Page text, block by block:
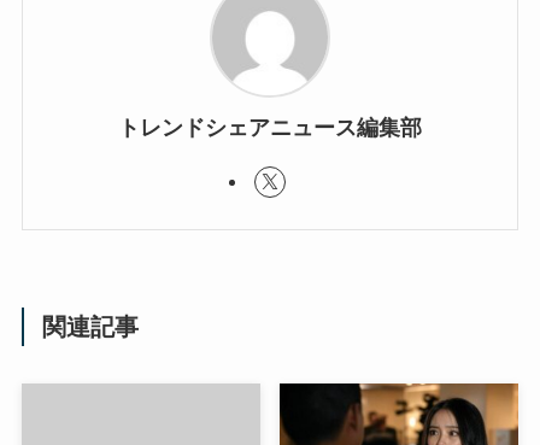
トレンドシェアニュース編集部
関連記事